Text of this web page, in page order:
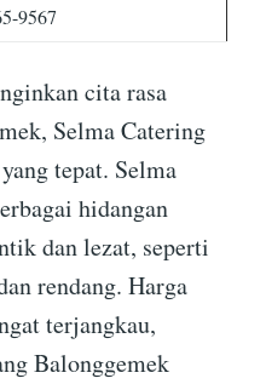
9567
cita rasa
Selma Catering
tepat. Selma
hidangan
dan lezat, seperti
rendang. Harga
terjangkau,
Balonggemek